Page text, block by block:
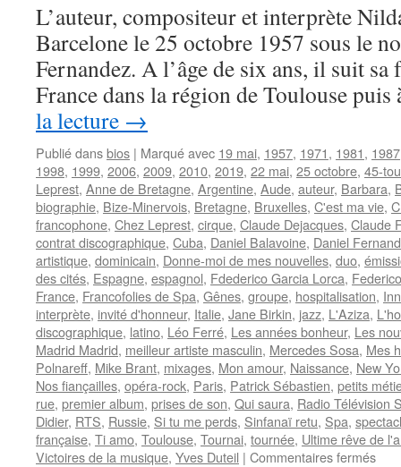
L’auteur, compositeur et interprète
Barcelone le 25 octobre 1957 sous le
Fernandez. A l’âge de six ans, il suit
France dans la région de Toulouse
la lecture →
Publié dansbios | Marqué avec 19 mai, 1957, 1971, 1981, 1987
1998, 1999, 2006, 2009, 2010, 2019, 22 mai, 25 octobre, 45-
Leprest, Anne de Bretagne, Argentine, Aude, auteur, Barbara,
biographie, Bize-Minervois, Bretagne, Bruxelles, C'est ma vie,
francophone, Chez Leprest, cirque, Claude Dejacques, Claude
contrat discographique, Cuba, Daniel Balavoine, Daniel
artistique, dominicain, Donne-moi de mes nouvelles, duo,
des cités, Espagne, espagnol, Fdederico Garcia Lorca,
France, Francofolies de Spa, Gênes, groupe, hospitalisation,
interprète, invité d'honneur, Italie, Jane Birkin, jazz, L'Aziza,
discographique, latino, Léo Ferré, Les années bonheur, Les
Madrid Madrid, meilleur artiste masculin, Mercedes Sosa, Mes
Polnareff, Mike Brant, mixages, Mon amour, Naissance, New
Nos fiançailles, opéra-rock, Paris, Patrick Sébastien, petits
rue, premier album, prises de son, Qui saura, Radio Télévision
Didier, RTS, Russie, Si tu me perds, Sinfanaï retu, Spa,
française, Ti amo, Toulouse, Tournai, tournée, Ultime rêve de
Victoires de la musique, Yves Duteil | Commentaires ferméssur